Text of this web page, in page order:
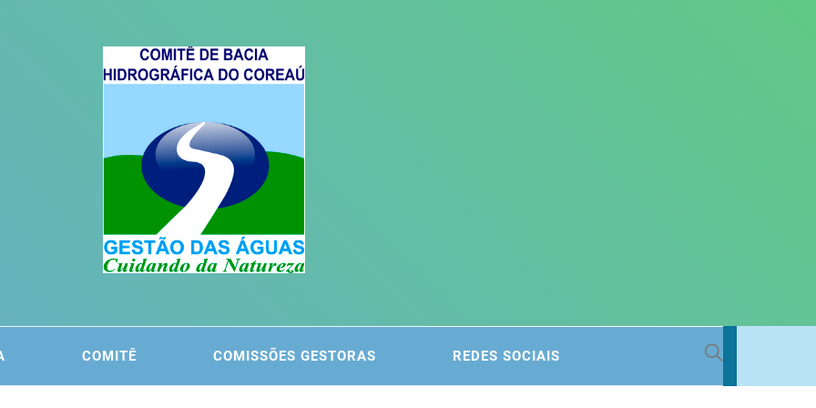
DA BACIA
COMITÊ COMISSÕES GESTORAS REDES SOCIAIS